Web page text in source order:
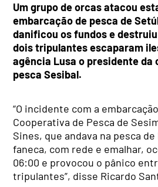
Um grupo de orcas atacou
embarcação de pesca de
danificou os fundos e
dois tripulantes escaparam
agência Lusa o presidente da
pesca Sesibal.
“O incidente com a
Cooperativa de Pesca de
Sines, que andava na pesca
faneca, com rede e emalhar,
06:00 e provocou o pânico
tripulantes”, disse Ricardo